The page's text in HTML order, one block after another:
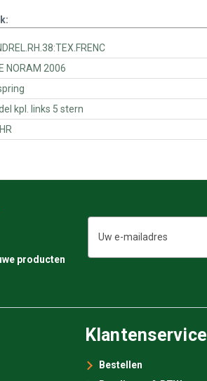
- COVER.MANDREL.RH.38:TEX.FRENC
EMBRAYAGE NORAM 2006
- messerspindel kpl. links 5 stern
producten
mailadres
Klantenservice
Bestellen